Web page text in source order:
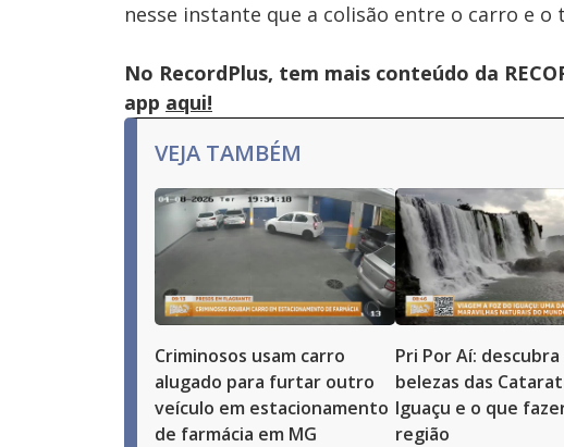
nesse instante que a colisão entre o carro e o
No RecordPlus, tem mais conteúdo da
app aqui!
VEJA TAMBÉM
Criminosos usam carro
alugado para furtar outro
veículo em estacionamento
de farmácia em MG
Pri Por Aí: descubra
belezas das
Iguaçu e o que
região